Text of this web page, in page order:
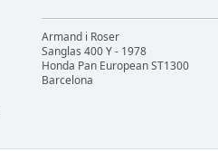
Armand i Roser
Sanglas 400 Y - 1978
Honda Pan European ST1300
Barcelona